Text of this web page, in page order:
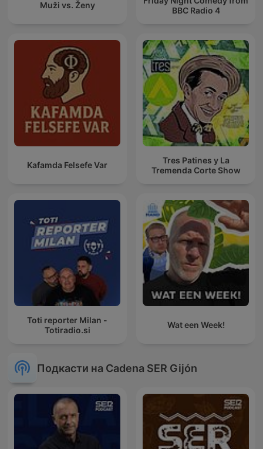
Muži vs. Ženy
BBC Radio 4
Kafamda Felsefe Var
Tres Patines y La
Tremenda Corte Show
Toti reporter Milan -
Totiradio.si
Wat een Week!
Подкасти на Cadena SER Gijón